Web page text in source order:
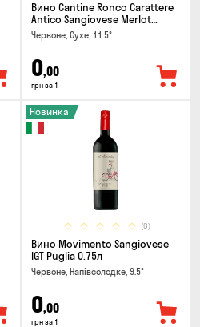
Вино Cantine Ronco Carattere
Antico Sangiovese Merlot
Rubicone IGT 0.25л
Червоне, Сухе, 11.5°
0,00
грн за 1
(0)
Новинка
Вино Movimento Sangiovese
IGT Puglia 0.75л
Червоне, Напівсолодке, 9.5°
0,00
грн за 1